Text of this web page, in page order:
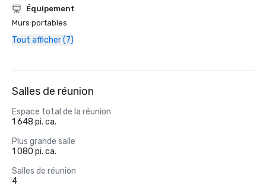
Équipement
Murs portables
Tout afficher (7)
Salles de réunion
Espace total de la réunion
1 648 pi. ca.
Plus grande salle
1 080 pi. ca.
Salles de réunion
4